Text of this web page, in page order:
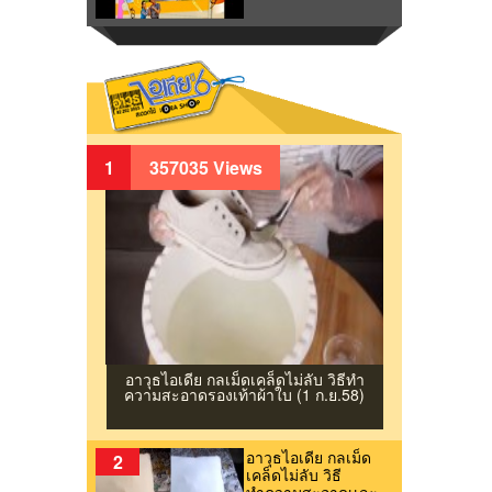
1 357035 Views
อาวุธไอเดีย กลเม็ดเคล็ดไม่ลับ วิธีทํา
ความสะอาดรองเท้าผ้าใบ (1 ก.ย.58)
2
อาวุธไอเดีย กลเม็ด
เคล็ดไม่ลับ วิธี